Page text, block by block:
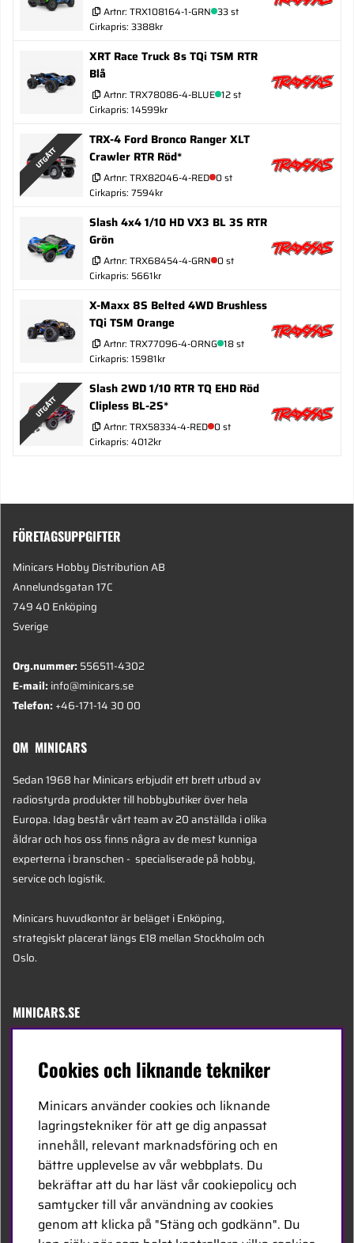
Artnr: TRX108164-1-GRN 33 st
Cirkapris: 3388kr
XRT Race Truck 8s TQi TSM RTR
Blå
Artnr: TRX78086-4-BLUE 12 st
Cirkapris: 14599kr
UTGÅTT
TRX-4 Ford Bronco Ranger XLT
Crawler RTR Röd*
Artnr: TRX82046-4-RED 0 st
Cirkapris: 7594kr
Slash 4x4 1/10 HD VX3 BL 3S RTR
Grön
Artnr: TRX68454-4-GRN 0 st
Cirkapris: 5661kr
X-Maxx 8S Belted 4WD Brushless
TQi TSM Orange
Artnr: TRX77096-4-ORNG 18 st
Cirkapris: 15981kr
UTGÅTT
Slash 2WD 1/10 RTR TQ EHD Röd
Clipless BL-2S*
Artnr: TRX58334-4-RED 0 st
Cirkapris: 4012kr
FÖRETAGSUPPGIFTER
Minicars Hobby Distribution AB
Annelundsgatan 17C
749 40 Enköping
Sverige
Org.nummer:556511-4302
E-mail:info@minicars.se
Telefon:+46-171-14 30 00
OM MINICARS
Sedan 1968 har Minicars erbjudit ett brett utbud av
radiostyrda produkter till hobbybutiker över hela
Europa. Idag består vårt team av 20 anställda i olika
åldrar och hos oss finns några av de mest kunniga
experterna i branschen - specialiserade på hobby,
service och logistik.
Minicars huvudkontor är beläget i Enköping,
strategiskt placerat längs E18 mellan Stockholm och
Oslo.
MINICARS.SE
Bli återförsäljare
Bli leverantör
Jobba hos oss
FÖLJ OSS
Cookies och liknande tekniker
Minicars använder cookies och liknande
lagringstekniker för att ge dig anpassat
innehåll, relevant marknadsföring och en
bättre upplevelse av vår webbplats. Du
bekräftar att du har läst vår cookiepolicy och
samtycker till vår användning av cookies
genom att klicka på "Stäng och godkänn". Du